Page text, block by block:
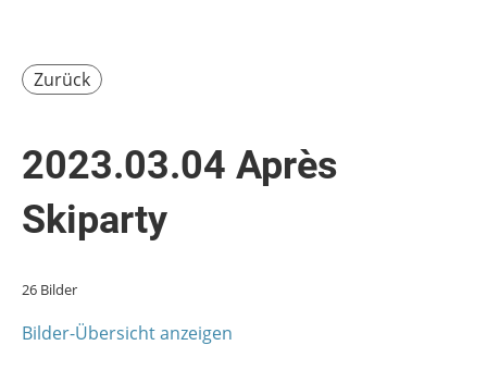
Zurück
2023.03.04 Après
Skiparty
26 Bilder
Bilder-Übersicht anzeigen